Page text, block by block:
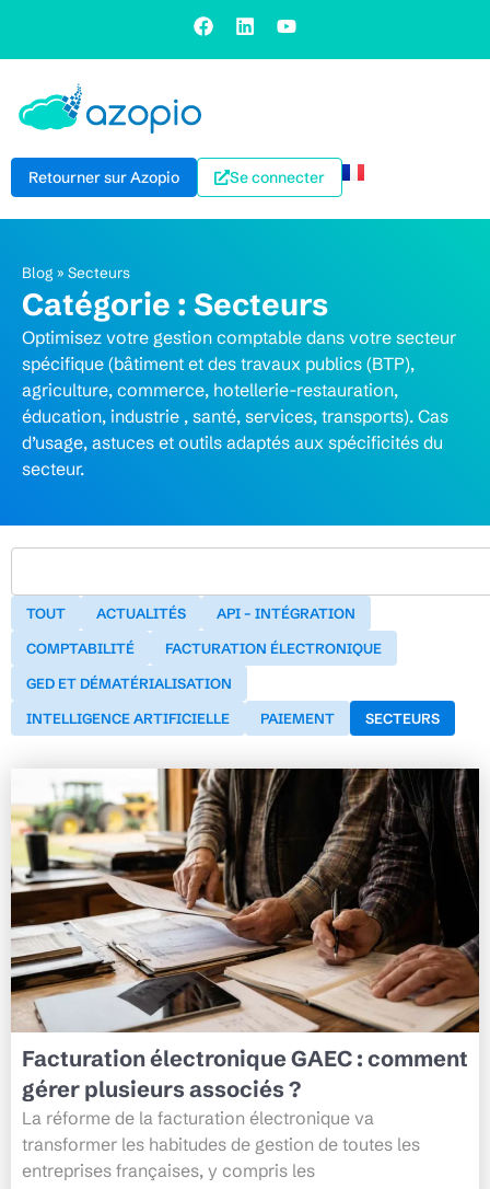
Retourner sur Azopio Se connecter
Blog » Secteurs
Catégorie : Secteurs
Optimisez votre gestion comptable dans votre secteur
spécifique (bâtiment et des travaux publics (BTP),
agriculture, commerce, hotellerie-restauration,
éducation, industrie , santé, services, transports). Cas
d’usage, astuces et outils adaptés aux spécificités du
secteur.
TOUT ACTUALITÉS
API – INTÉGRATION
COMPTABILITÉ
FACTURATION ÉLECTRONIQUE
GED ET DÉMATÉRIALISATION
INTELLIGENCE ARTIFICIELLE
PAIEMENT SECTEURS
Facturation électronique GAEC : comment
gérer plusieurs associés ?
La réforme de la facturation électronique va
transformer les habitudes de gestion de toutes les
entreprises françaises, y compris les